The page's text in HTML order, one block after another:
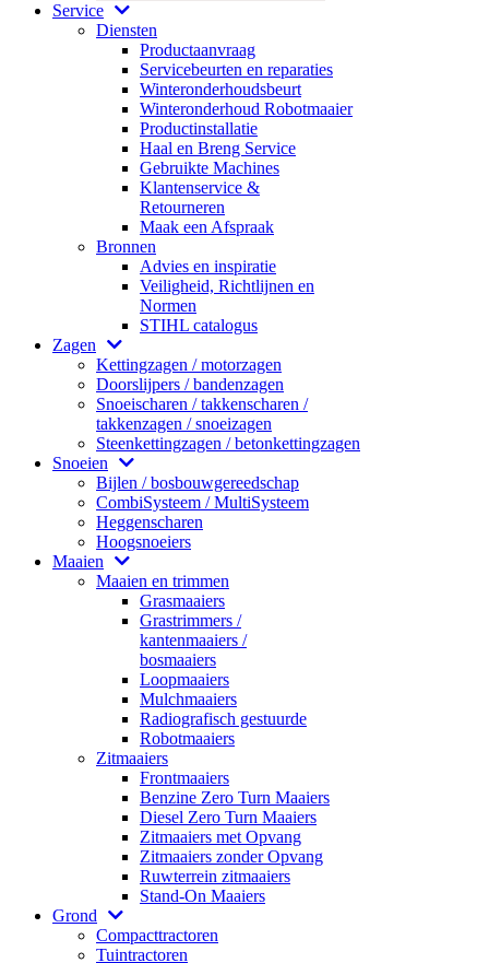
Service
Diensten
Productaanvraag
Servicebeurten en reparaties
Winteronderhoudsbeurt
Winteronderhoud Robotmaaier
Productinstallatie
Haal en Breng Service
Gebruikte Machines
Klantenservice &
Retourneren
Maak een Afspraak
Bronnen
Advies en inspiratie
Veiligheid, Richtlijnen en
Normen
STIHL catalogus
Zagen
Kettingzagen / motorzagen
Doorslijpers / bandenzagen
Snoeischaren / takkenscharen /
takkenzagen / snoeizagen
Steenkettingzagen / betonkettingzagen
Snoeien
Bijlen / bosbouwgereedschap
CombiSysteem / MultiSysteem
Heggenscharen
Hoogsnoeiers
Maaien
Maaien en trimmen
Grasmaaiers
Grastrimmers /
kantenmaaiers /
bosmaaiers
Loopmaaiers
Mulchmaaiers
Radiografisch gestuurde
Robotmaaiers
Zitmaaiers
Frontmaaiers
Benzine Zero Turn Maaiers
Diesel Zero Turn Maaiers
Zitmaaiers met Opvang
Zitmaaiers zonder Opvang
Ruwterrein zitmaaiers
Stand-On Maaiers
Grond
Compacttractoren
Tuintractoren